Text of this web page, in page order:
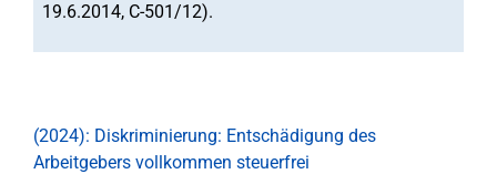
19.6.2014, C-501/12).
(2024): Diskriminierung: Entschädigung des
Arbeitgebers vollkommen steuerfrei